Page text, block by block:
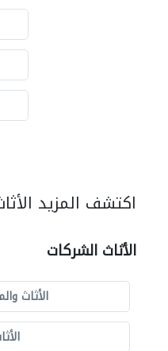
اكتشف المزيد
الأثاث الشركات
الأثاث